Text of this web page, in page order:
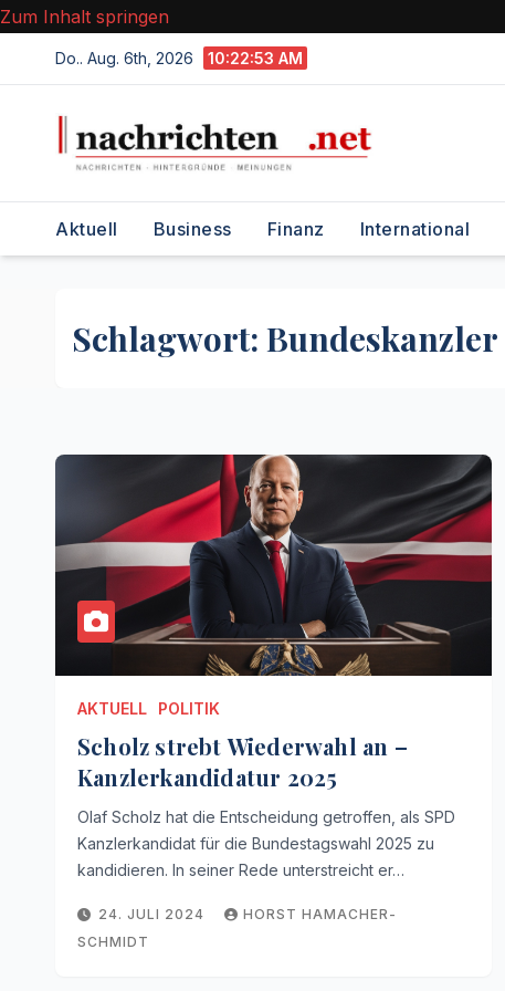
Zum Inhalt springen
Do.. Aug. 6th, 2026 10:22:54 AM
Aktuell Business Finanz International
Schlagwort: Bundeskanzler
AKTUELL POLITIK
Scholz strebt Wiederwahl an –
Kanzlerkandidatur 2025
Olaf Scholz hat die Entscheidung getroffen, als SPD
Kanzlerkandidat für die Bundestagswahl 2025 zu
kandidieren. In seiner Rede unterstreicht er…
24. JULI 2024
HORST HAMACHER-
SCHMIDT